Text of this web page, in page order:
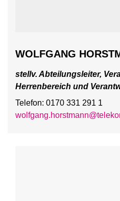
WOLFGANG
stellv. Abteilungsleiter,
Herrenbereich und
Telefon: 0170 331 291 1